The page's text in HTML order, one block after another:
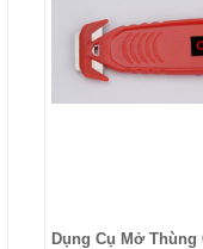
Dụng Cụ Mở Thùng